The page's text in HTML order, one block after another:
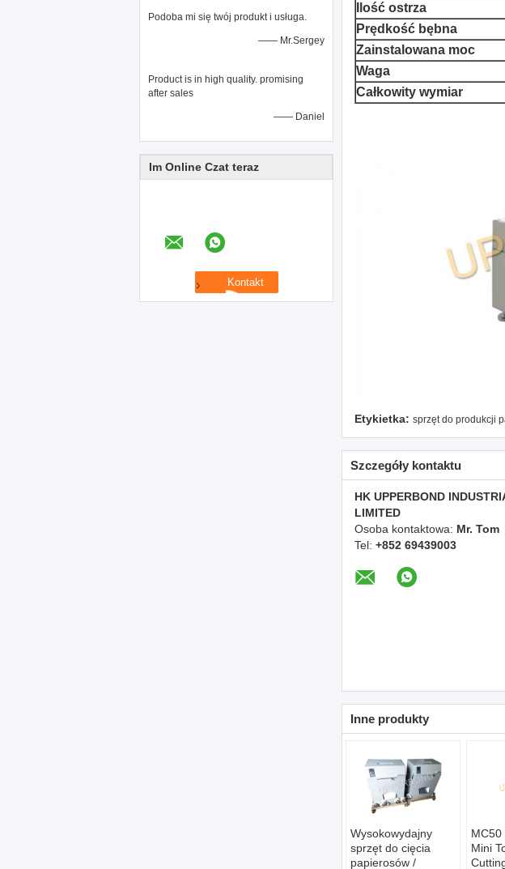
Podoba mi się twój produkt i usługa.
—— Mr.Sergey
Product is in high quality. promising
after sales
—— Daniel
Im Online Czat teraz
Ilość ostrza
Prędkość bębna
Zainstalowana moc
Waga
Całkowity wymiar
Etykietka: sprzęt do produkcji
Szczegóły kontaktu
HK UPPERBOND
LIMITED
Osoba kontaktowa: Mr. Tom
Tel: +852 69439003
Inne produkty
Wysokowydajny
sprzęt do cięcia
papierosów /
MC50
Mini